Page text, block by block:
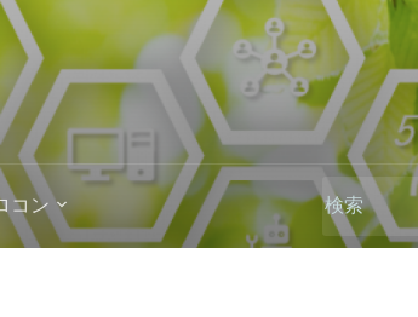
コン
Search
for: